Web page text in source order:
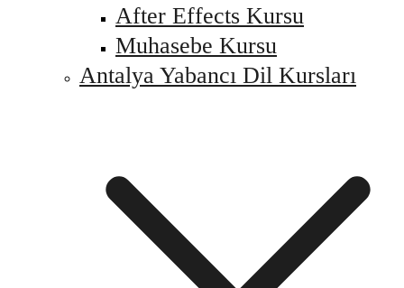
After Effects Kursu
Muhasebe Kursu
Antalya Yabancı Dil Kursları